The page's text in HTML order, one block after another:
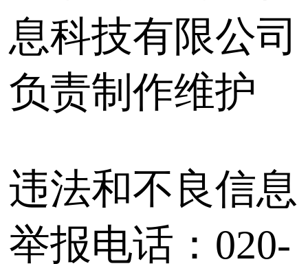
息科技有限公司
负责制作维护
违法和不良信息
举报电话：020-